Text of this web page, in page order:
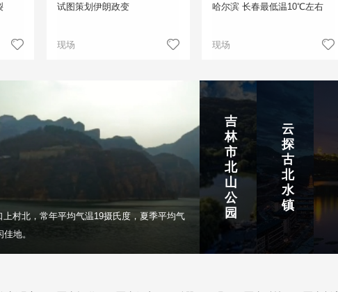
试图策划伊朗政变
现场
哈尔滨 长春最低温10℃左右
现场
村北，常年平均气温19摄氏度，夏季平均气
地。
吉
林
市
北
山
公
园
云
探
古
北
水
镇